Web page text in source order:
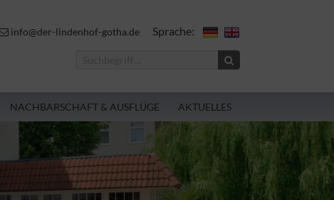
info@der-lindenhof-gotha.de Sprache:
NACHBARSCHAFT & AUSFLÜGE AKTUELLES